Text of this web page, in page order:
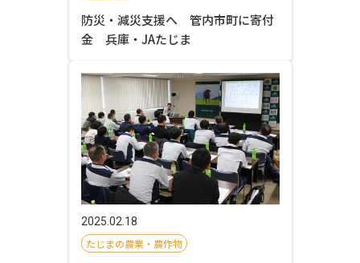
防災・減災支援へ 管内市町に寄付
金 兵庫・JAたじま
2025.02.18
たじまの農業・農作物